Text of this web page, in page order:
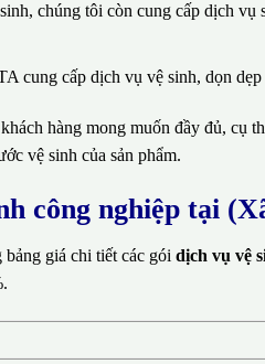
chúng tôi còn cung cấp dịch
cung cấp dịch vụ vệ sinh, dọn
hàng mong muốn đầy đủ, cụ
vệ sinh của sản phẩm.
công nghiệp tại
giá chi tiết các gói dịch vụ vệ